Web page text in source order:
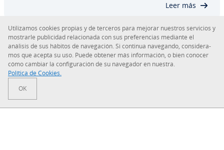
Leer más
Sobre IONOS
Centro de ayuda
Uti­li­za­mos cookies propias y de terceros para mejorar nuestros servicios y
mostrarle pu­bli­ci­dad re­la­cio­na­da con sus pre­fe­re­n­cias mediante el
análisis de sus hábitos de na­ve­ga­ción. Si continua navegando, co­n­si­de­ra­
mos que acepta su uso. Puede obtener más in­fo­r­ma­ción, o bien conocer
cómo cambiar la co­n­fi­gu­ra­ción de su navegador en nuestra.
Política de Cookies.
OK